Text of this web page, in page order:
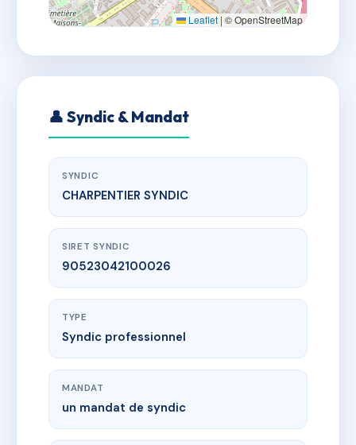
Leaflet |© OpenStreetMap
👤 Syndic & Mandat
SYNDIC
CHARPENTIER SYNDIC
SIRET SYNDIC
90523042100026
TYPE
Syndic professionnel
MANDAT
un mandat de syndic